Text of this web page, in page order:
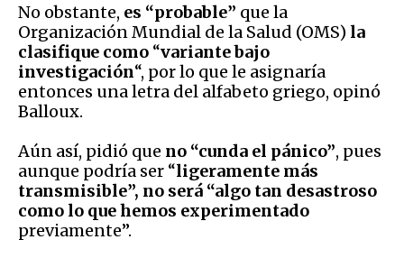
No obstante, es “probable” que la
Organización Mundial de la Salud (OMS) la
clasifique como “variante bajo
investigación“, por lo que le asignaría
entonces una letra del alfabeto griego, opinó
Balloux.
Aún así, pidió que no “cunda el pánico”, pues
aunque podría ser “ligeramente más
transmisible”, no será “algo tan desastroso
como lo que hemos experimentado
previamente”.